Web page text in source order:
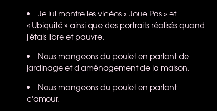
Je lui montre les vidéos « Joue Pas » et
« Ubiquité » ainsi que des portraits réalisés quand
j'étais libre et pauvre.
Nous mangeons du poulet en parlant de
jardinage et d'aménagement de la maison.
Nous mangeons du poulet en parlant
d'amour.